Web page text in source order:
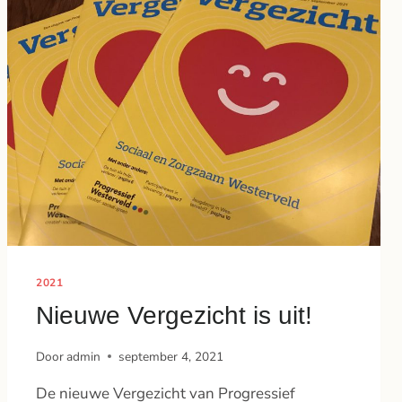
2021
Nieuwe Vergezicht is uit!
Dooradmin september 4, 2021
De nieuwe Vergezicht van Progressief